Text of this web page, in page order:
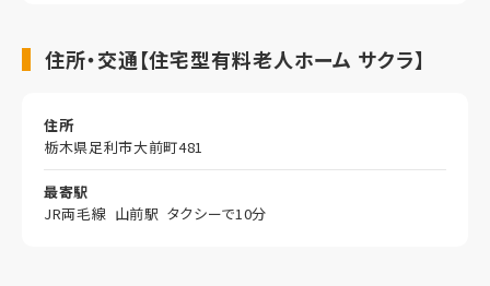
住所・交通【住宅型有料老人ホーム サクラ】
住所
栃木県足利市大前町481
最寄駅
JR両毛線 山前駅 タクシーで10分